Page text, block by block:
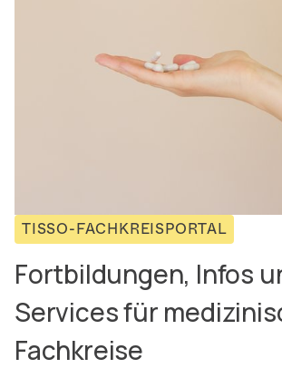
TISSO-FACHKREISPORTAL
Fortbildungen, Infos
Services für
Fachkreise